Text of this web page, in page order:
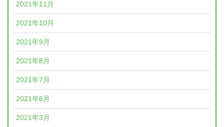
2021年11月
2021年10月
2021年9月
2021年8月
2021年7月
2021年6月
2021年3月